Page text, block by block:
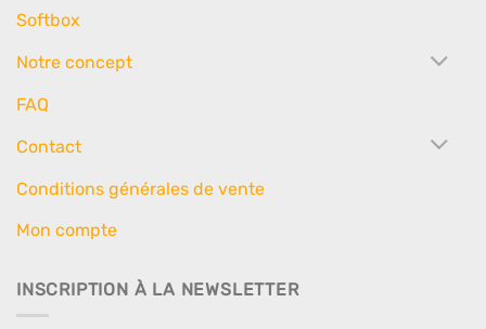
Softbox
Notre concept
FAQ
Contact
Conditions générales de vente
Mon compte
INSCRIPTION À LA NEWSLETTER